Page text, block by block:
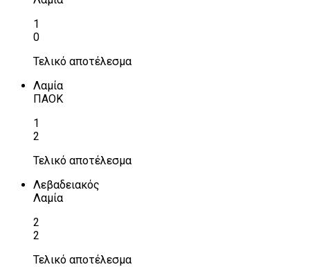
1
0
Τελικό αποτέλεσμα
Λαμία
ΠΑΟΚ
1
2
Τελικό αποτέλεσμα
Λεβαδειακός
Λαμία
2
2
Τελικό αποτέλεσμα